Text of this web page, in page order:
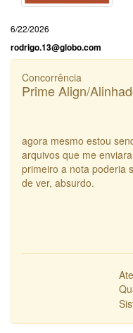
6/22/2026
rodrigo.13@globo.com
Concorrência
Prime Align/
agora mesmo estou
arquivos que me
primeiro a nota poderia
de ver, absurdo.